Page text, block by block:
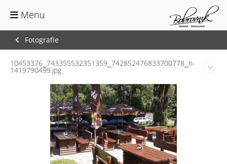
Menu
Fotografie
10453376_743355532351359_742852476833700778_n-
1419790499.jpg